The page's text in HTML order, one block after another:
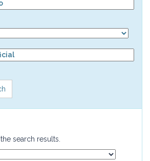
search results.